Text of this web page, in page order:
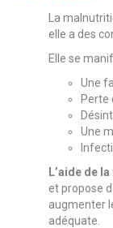
La
elle a des
Elle se
Une
Perte
Une
L’aide de
et propose
augmenter
adéquate.